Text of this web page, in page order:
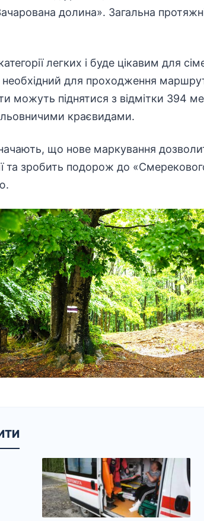
долина». Загальна
легких і буде цікавим для
для проходження
можуть піднятися з відмітки 394
краєвидами.
що нове маркування
та зробить подорож до